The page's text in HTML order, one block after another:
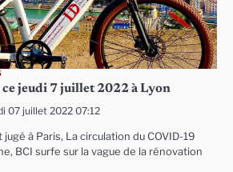
ce jeudi 7 juillet 2022 à Lyon
07 juillet 2022 07:12
à Paris, La circulation du COVID-19
BCI surfe sur la vague de la rénovation